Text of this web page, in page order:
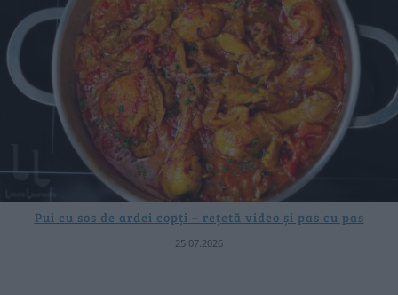
Pui cu sos de ardei copți – rețetă video și pas cu pas
25.07.2026